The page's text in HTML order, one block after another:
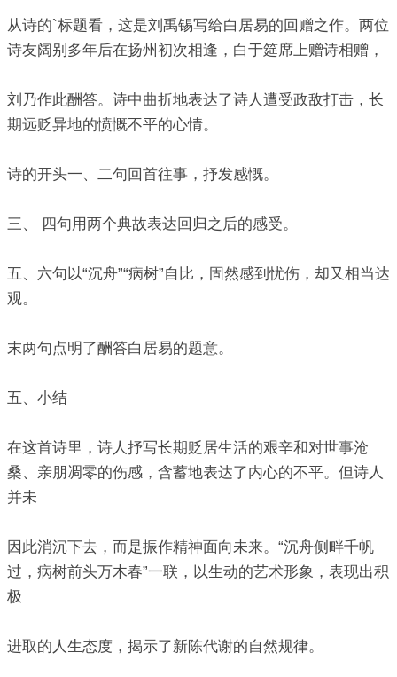
从诗的`标题看，这是刘禹锡写给白居易的回赠之作。两位
诗友阔别多年后在扬州初次相逢，白于筵席上赠诗相赠，
刘乃作此酬答。诗中曲折地表达了诗人遭受政敌打击，长
期远贬异地的愤慨不平的心情。
诗的开头一、二句回首往事，抒发感慨。
三、 四句用两个典故表达回归之后的感受。
五、六句以“沉舟”“病树”自比，固然感到忧伤，却又相当达
观。
末两句点明了酬答白居易的题意。
五、小结
在这首诗里，诗人抒写长期贬居生活的艰辛和对世事沧
桑、亲朋凋零的伤感，含蓄地表达了内心的不平。但诗人
并未
因此消沉下去，而是振作精神面向未来。“沉舟侧畔千帆
过，病树前头万木春”一联，以生动的艺术形象，表现出积
极
进取的人生态度，揭示了新陈代谢的自然规律。